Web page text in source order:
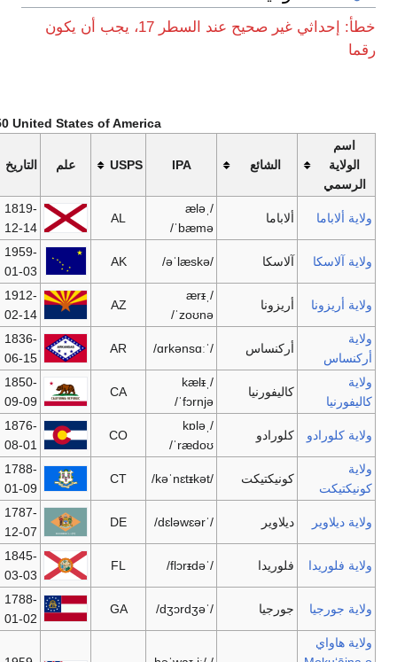
خطأ: إحداثي غير صحيح عند السطر 17، يجب أن يكون
علم التاريخ السكان العاصمة
ازدحاما
AL
12-14
4,627,851
Montgomery
Birmingham
AK
01-03
683,478
Juneau
Anchorage
AZ
02-14
6,338,755
Phoenix
Phoenix
AR
06-15
2,834,797
Little Rock
Little Rock
CA
09-09
36,553,215
Sacramento لوس أنجلوس
CO
08-01
4,861,515 دنڤر
CT
01-09
3,502,309
Hartford
Bridgeport
[1]
DE
12-07
864,764
Dover
Wilmington
FL
03-03
18,251,243
Tallahassee
Jacksonville
[2]
GA
01-02
9,544,750
Atlanta
Atlanta